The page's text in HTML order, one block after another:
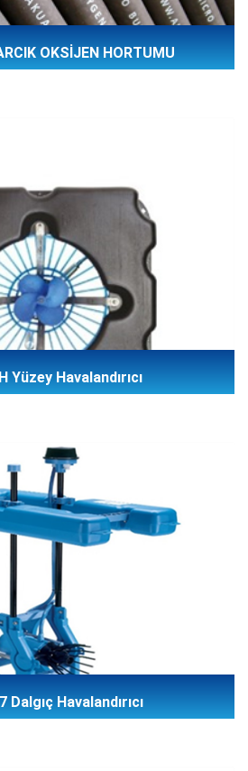
OKSİJEN HORTUMU
Yüzey Havalandırıcı
Dalgıç Havalandırıcı